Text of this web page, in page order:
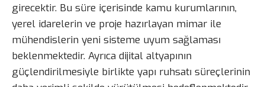
girecektir. Bu süre içerisinde kamu kurumlarının,
yerel idarelerin ve proje hazırlayan mimar ile
mühendislerin yeni sisteme uyum sağlaması
beklenmektedir. Ayrıca dijital altyapının
güçlendirilmesiyle birlikte yapı ruhsatı süreçlerinin